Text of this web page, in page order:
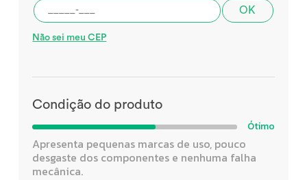
OK
Não sei meu CEP
Condição do produto
Ótimo
Apresenta pequenas marcas de uso, pouco
desgaste dos componentes e nenhuma falha
mecânica.